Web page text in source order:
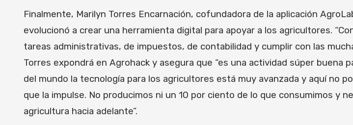
Finalmente, Marilyn Torres Encarnación, cofundadora de la aplicación
evolucionó a crear una herramienta digital para apoyar a los agricultores.
tareas administrativas, de impuestos, de contabilidad y cumplir con las
Torres expondrá en Agrohack y asegura que “es una actividad súper buena
del mundo la tecnología para los agricultores está muy avanzada y aquí no
que la impulse. No producimos ni un 10 por ciento de lo que consumimos y
agricultura hacia adelante”.